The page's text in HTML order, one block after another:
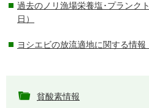
過去のノリ漁場栄養塩･プランク
日）
ヨシエビの放流適地に関する情報
貧酸素情報